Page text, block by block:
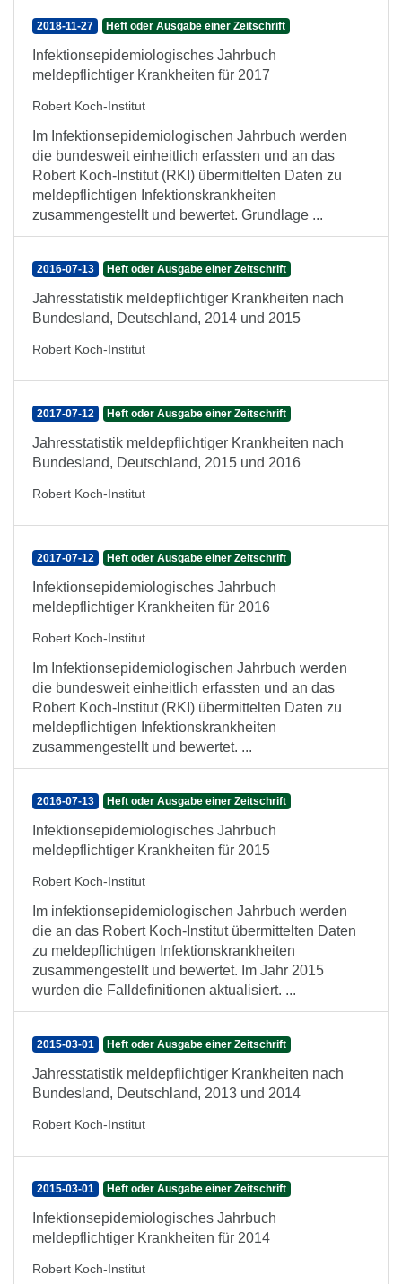
2018-11-27 Heft oder Ausgabe einer Zeitschrift
Infektionsepidemiologisches Jahrbuch
meldepflichtiger Krankheiten für 2017
Robert Koch-Institut
Im Infektionsepidemiologischen Jahrbuch werden
die bundesweit einheitlich erfassten und an das
Robert Koch-Institut (RKI) übermittelten Daten zu
meldepflichtigen Infektionskrankheiten
zusammengestellt und bewertet. Grundlage ...
2016-07-13 Heft oder Ausgabe einer Zeitschrift
Jahresstatistik meldepflichtiger Krankheiten nach
Bundesland, Deutschland, 2014 und 2015
Robert Koch-Institut
2017-07-12 Heft oder Ausgabe einer Zeitschrift
Jahresstatistik meldepflichtiger Krankheiten nach
Bundesland, Deutschland, 2015 und 2016
Robert Koch-Institut
2017-07-12 Heft oder Ausgabe einer Zeitschrift
Infektionsepidemiologisches Jahrbuch
meldepflichtiger Krankheiten für 2016
Robert Koch-Institut
Im Infektionsepidemiologischen Jahrbuch werden
die bundesweit einheitlich erfassten und an das
Robert Koch-Institut (RKI) übermittelten Daten zu
meldepflichtigen Infektionskrankheiten
zusammengestellt und bewertet. ...
2016-07-13 Heft oder Ausgabe einer Zeitschrift
Infektionsepidemiologisches Jahrbuch
meldepflichtiger Krankheiten für 2015
Robert Koch-Institut
Im infektionsepidemiologischen Jahrbuch werden
die an das Robert Koch-Institut übermittelten Daten
zu meldepflichtigen Infektionskrankheiten
zusammengestellt und bewertet. Im Jahr 2015
wurden die Falldefinitionen aktualisiert. ...
2015-03-01 Heft oder Ausgabe einer Zeitschrift
Jahresstatistik meldepflichtiger Krankheiten nach
Bundesland, Deutschland, 2013 und 2014
Robert Koch-Institut
2015-03-01 Heft oder Ausgabe einer Zeitschrift
Infektionsepidemiologisches Jahrbuch
meldepflichtiger Krankheiten für 2014
Robert Koch-Institut